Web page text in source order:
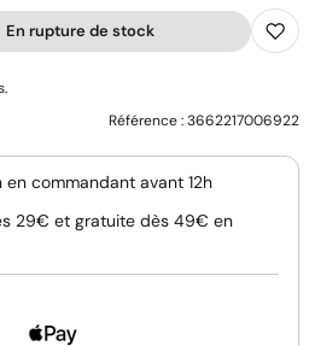
En rupture de stock
Référence :3662217006922
commandant avant 12h
29€ et gratuite dès 49€ en